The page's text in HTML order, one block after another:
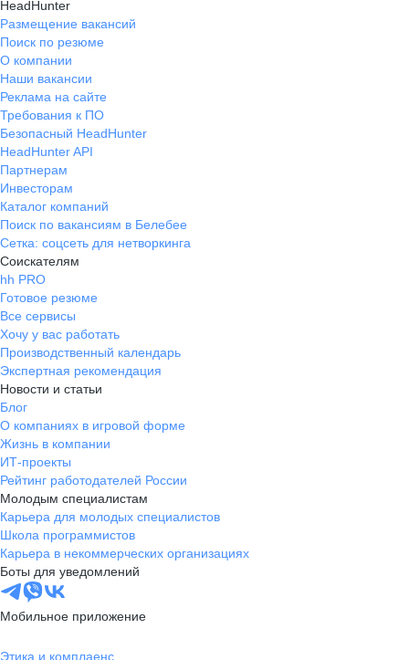
HeadHunter
Размещение вакансий
Поиск по резюме
О компании
Наши вакансии
Реклама на сайте
Требования к ПО
Безопасный HeadHunter
HeadHunter API
Партнерам
Инвесторам
Каталог компаний
Поиск по вакансиям в Белебее
Сетка: соцсеть для нетворкинга
Соискателям
hh PRO
Готовое резюме
Все сервисы
Хочу у вас работать
Производственный календарь
Экспертная рекомендация
Новости и статьи
Блог
О компаниях в игровой форме
Жизнь в компании
ИТ-проекты
Рейтинг работодателей России
Молодым специалистам
Карьера для молодых специалистов
Школа программистов
Карьера в некоммерческих организациях
Боты для уведомлений
Мобильное приложение
Этика и комплаенс